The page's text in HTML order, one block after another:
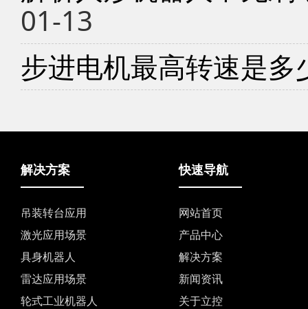
01-13
步进电机最高转速是多
解决方案
吊装转台应用
激光应用场景
具身机器人
雷达应用场景
轮式工业机器人
快速导航
网站首页
产品中心
解决方案
新闻资讯
关于立控